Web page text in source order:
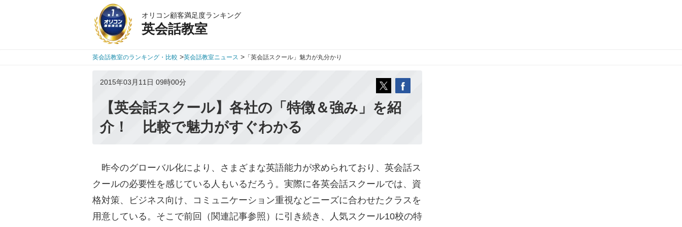
オリコン顧客満足度ランキング
英会話教室
英会話教室のランキング・比較 >英会話教室ニュース > 「英会話スクール」魅力が丸分かり
2015年03月11日 09時00分
【英会話スクール】各社の「特徴＆強み」を紹
介！ 比較で魅力がすぐわかる
昨今のグローバル化により、さまざまな英語能力が求められており、英会話ス
クールの必要性を感じている人もいるだろう。実際に各英会話スクールでは、資
格対策、ビジネス向け、コミュニケーション重視などニーズに合わせたクラスを
用意している。そこで前回（関連記事参照）に引き続き、人気スクール10校の特